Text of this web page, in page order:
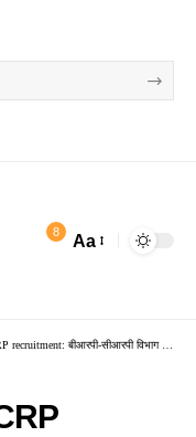
8 Aa
बीआरपी-सीआरपी विभाग और स्कूलों के बीच महत्वपूर्ण कड़ी होंगे